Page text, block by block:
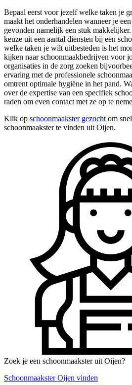
Bepaal eerst voor jezelf welke taken je
maakt het onderhandelen wanneer je
gevonden namelijk een stuk
keuze uit een aantal diensten bij een
welke taken je wilt uitbesteden is het
kijken naar schoonmaakbedrijven voor
organisaties in de zorg zoeken
ervaring met de professionele
omtrent optimale hygiëne in het pand.
over de expertise van een specifiek
raden om even contact met ze op te
Klik op schoonmaakster gezocht om
schoonmaakster te vinden uit Oijen.
Zoek je een schoonmaakster uit Oijen?
Schoonmaakster Oijen vinden